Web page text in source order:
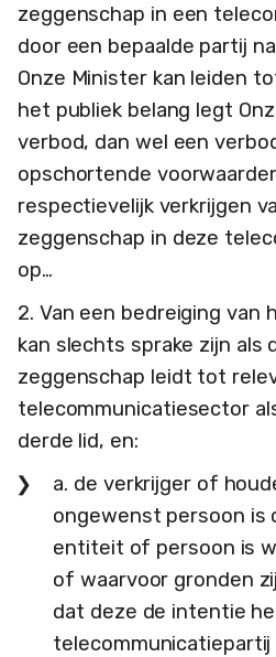
zeggenschap in een
door een bepaalde partij
Onze Minister kan leiden
het publiek belang legt
verbod, dan wel een
opschortende
respectievelijk verkrijgen
zeggenschap in deze
op…
2. Van een bedreiging van
kan slechts sprake zijn als
zeggenschap leidt tot
telecommunicatiesector
derde lid, en:
a. de verkrijger of
ongewenst persoon is
entiteit of persoon is
of waarvoor gronden
dat deze de intentie